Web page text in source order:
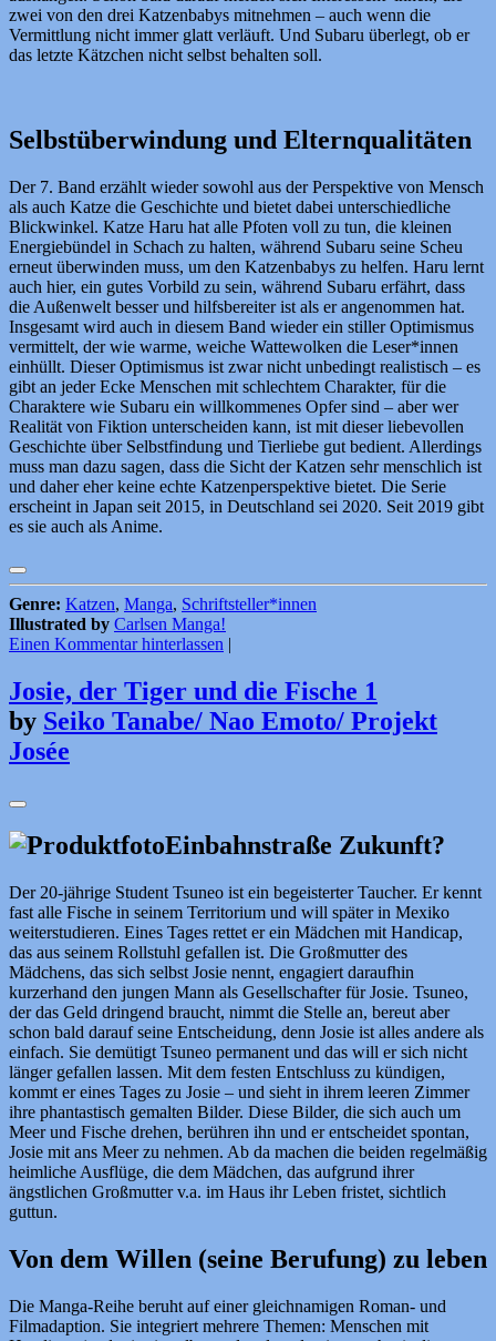
zwei von den drei Katzenbabys mitnehmen – auch wenn die
Vermittlung nicht immer glatt verläuft. Und Subaru überlegt, ob er
das letzte Kätzchen nicht selbst behalten soll.
Selbstüberwindung und Elternqualitäten
Der 7. Band erzählt wieder sowohl aus der Perspektive von Mensch
als auch Katze die Geschichte und bietet dabei unterschiedliche
Blickwinkel. Katze Haru hat alle Pfoten voll zu tun, die kleinen
Energiebündel in Schach zu halten, während Subaru seine Scheu
erneut überwinden muss, um den Katzenbabys zu helfen. Haru lernt
auch hier, ein gutes Vorbild zu sein, während Subaru erfährt, dass
die Außenwelt besser und hilfsbereiter ist als er angenommen hat.
Insgesamt wird auch in diesem Band wieder ein stiller Optimismus
vermittelt, der wie warme, weiche Wattewolken die Leser*innen
einhüllt. Dieser Optimismus ist zwar nicht unbedingt realistisch – es
gibt an jeder Ecke Menschen mit schlechtem Charakter, für die
Charaktere wie Subaru ein willkommenes Opfer sind – aber wer
Realität von Fiktion unterscheiden kann, ist mit dieser liebevollen
Geschichte über Selbstfindung und Tierliebe gut bedient. Allerdings
muss man dazu sagen, dass die Sicht der Katzen sehr menschlich ist
und daher eher keine echte Katzenperspektive bietet. Die Serie
erscheint in Japan seit 2015, in Deutschland sei 2020. Seit 2019 gibt
es sie auch als Anime.
Genre: Katzen, Manga, Schriftsteller*innen
Illustrated by Carlsen Manga!
Einen Kommentar hinterlassen |
Josie, der Tiger und die Fische 1
by Seiko Tanabe/ Nao Emoto/ Projekt
Josée
Einbahnstraße Zukunft?
Der 20-jährige Student Tsuneo ist ein begeisterter Taucher. Er kennt
fast alle Fische in seinem Territorium und will später in Mexiko
weiterstudieren. Eines Tages rettet er ein Mädchen mit Handicap,
das aus seinem Rollstuhl gefallen ist. Die Großmutter des
Mädchens, das sich selbst Josie nennt, engagiert daraufhin
kurzerhand den jungen Mann als Gesellschafter für Josie. Tsuneo,
der das Geld dringend braucht, nimmt die Stelle an, bereut aber
schon bald darauf seine Entscheidung, denn Josie ist alles andere als
einfach. Sie demütigt Tsuneo permanent und das will er sich nicht
länger gefallen lassen. Mit dem festen Entschluss zu kündigen,
kommt er eines Tages zu Josie – und sieht in ihrem leeren Zimmer
ihre phantastisch gemalten Bilder. Diese Bilder, die sich auch um
Meer und Fische drehen, berühren ihn und er entscheidet spontan,
Josie mit ans Meer zu nehmen. Ab da machen die beiden regelmäßig
heimliche Ausflüge, die dem Mädchen, das aufgrund ihrer
ängstlichen Großmutter v.a. im Haus ihr Leben fristet, sichtlich
guttun.
Von dem Willen (seine Berufung) zu leben
Die Manga-Reihe beruht auf einer gleichnamigen Roman- und
Filmadaption. Sie integriert mehrere Themen: Menschen mit